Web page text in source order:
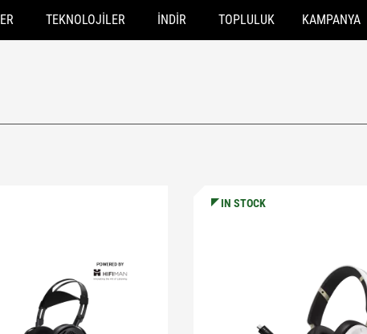
TEKNOLOJILER İNDIR TOPLULUK KAMPANYA
IN STOCK